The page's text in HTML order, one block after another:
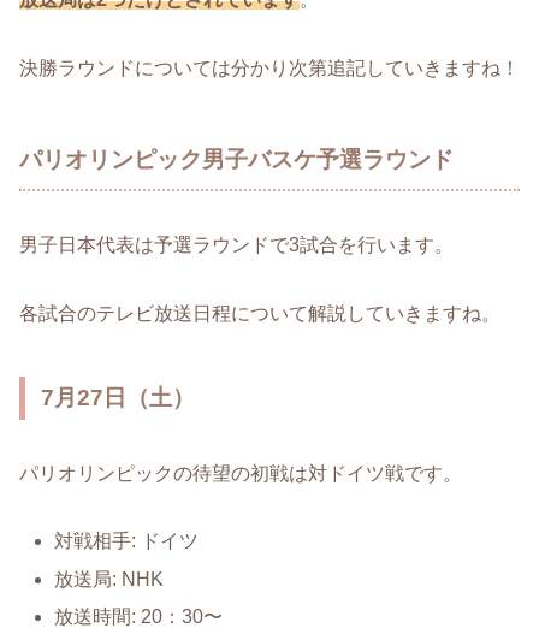
決勝ラウンドについては分かり次第追記していきますね！
パリオリンピック男子バスケ予選ラウンド
男子日本代表は予選ラウンドで3試合を行います。
各試合のテレビ放送日程について解説していきますね。
7月27日（土）
パリオリンピックの待望の初戦は対ドイツ戦です。
対戦相手: ドイツ
放送局: NHK
放送時間: 20：30〜